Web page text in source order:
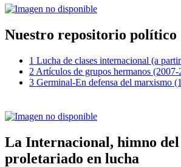
Nuestro repositorio político
1 Lucha de clases internacional (a
2 Artículos de grupos hermanos (2007-
3 Germinal-En defensa del marxismo
La Internacional, himno del
proletariado en lucha